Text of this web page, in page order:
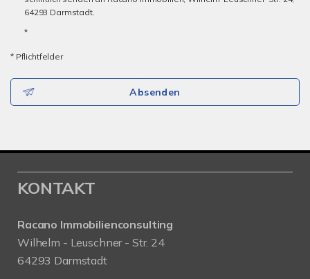
64293 Darmstadt.
*
* Pflichtfelder
Absenden
KONTAKT
Racano Immobilienconsulting
Wilhelm - Leuschner - Str. 24
64293 Darmstadt